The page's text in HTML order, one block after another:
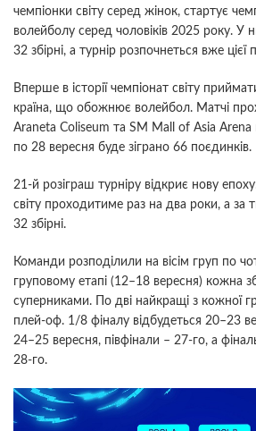
чемпіонки світу серед жінок, стартує
волейболу серед чоловіків 2025 року. У
32 збірні, а турнір розпочнеться вже цієї
Вперше в історії чемпіонат світу
країна, що обожнює волейбол. Матчі
Araneta Coliseum та SM Mall of Asia Arena
по 28 вересня буде зіграно 66 поєдинків.
21-й розіграш турніру відкриє нову
світу проходитиме раз на два роки, а за
32 збірні.
Команди розподілили на вісім груп по
груповому етапі (12–18 вересня) кожна
суперниками. По дві найкращі з кожної
плей-оф. 1/8 фіналу відбудеться 20–23
24–25 вересня, півфінали – 27-го, а
28-го.